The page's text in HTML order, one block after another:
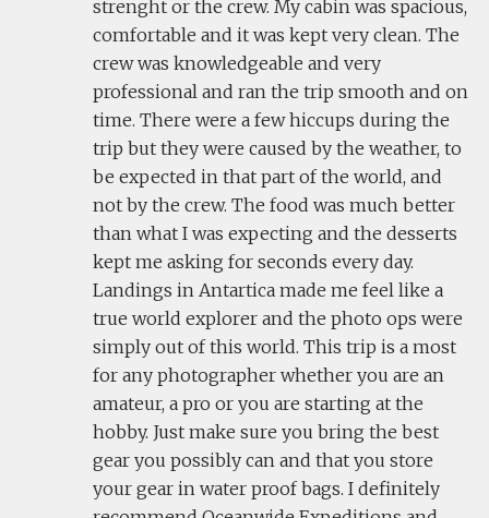
strenght or the crew. My cabin was spacious,
comfortable and it was kept very clean. The
crew was knowledgeable and very
professional and ran the trip smooth and on
time. There were a few hiccups during the
trip but they were caused by the weather, to
be expected in that part of the world, and
not by the crew. The food was much better
than what I was expecting and the desserts
kept me asking for seconds every day.
Landings in Antartica made me feel like a
true world explorer and the photo ops were
simply out of this world. This trip is a most
for any photographer whether you are an
amateur, a pro or you are starting at the
hobby. Just make sure you bring the best
gear you possibly can and that you store
your gear in water proof bags. I definitely